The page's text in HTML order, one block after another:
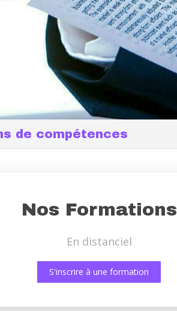
de compétences
Nos Formations
En distanciel
S'inscrire à une formation